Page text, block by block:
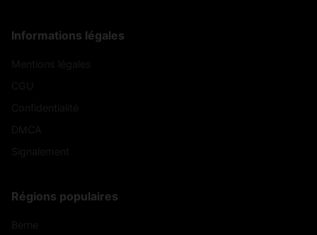
Informations légales
Régions populaires